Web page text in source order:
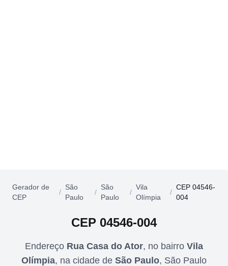
Gerador de
CEP
/
São
Paulo
/
São
Paulo
/
Vila
Olímpia
/
CEP 04546-
004
CEP 04546-004
Endereço Rua Casa do Ator, no bairro Vila
Olímpia, na cidade de São Paulo, São Paulo